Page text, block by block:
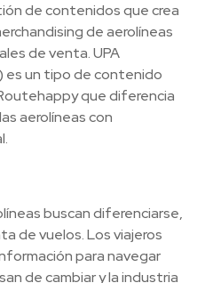
de contenidos que crea
de aerolíneas
de venta. UPA
un tipo de contenido
que diferencia
aerolíneas con
buscan diferenciarse,
de vuelos. Los viajeros
para navegar
de cambiar y la industria